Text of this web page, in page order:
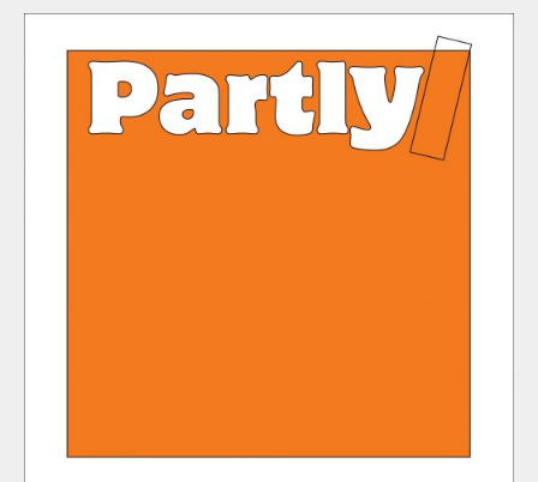
AHC Channel Søg